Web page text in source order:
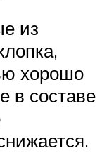
из
хорошо
в составе